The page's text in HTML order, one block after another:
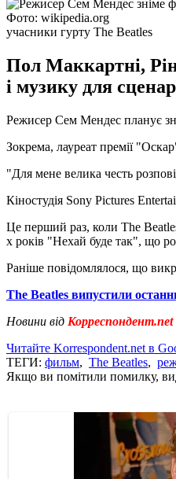
Фото: wikipedia.org
учасники гурту The Beatles
Пол Маккартні,
і музику для
Режисер Сем Мендес планує
Зокрема, лауреат премії
"Для мене велика честь
Кіностудія Sony Pictures
Це перший раз, коли The
х років "Нехай буде так", що
Раніше повідомлялося, що
The Beatles випустили
Новини від Корреспондент.net
Читайте Korrespondent.net в
ТЕГИ: фильм, The Beatles,
Якщо ви помітили помилку,